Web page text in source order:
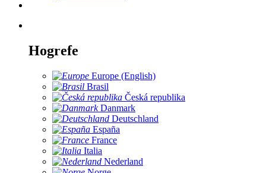
Hogrefe
Europe (English)
Brasil
Česká republika
Danmark
Deutschland
España
France
Italia
Nederland